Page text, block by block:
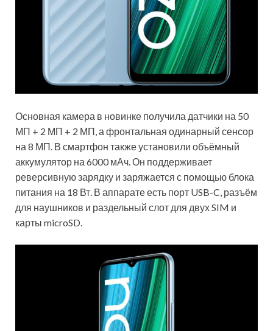
Основная камера в новинке получила датчики на 50
МП + 2 МП + 2 МП, а фронтальная одинарный сенсор
на 8 МП. В смартфон также установили объёмный
аккумулятор на 6000 мАч. Он поддерживает
реверсивную зарядку и заряжается с помощью блока
питания на 18 Вт. В аппарате есть порт USB-C, разъём
для наушников и раздельный слот для двух SIM и
карты microSD.